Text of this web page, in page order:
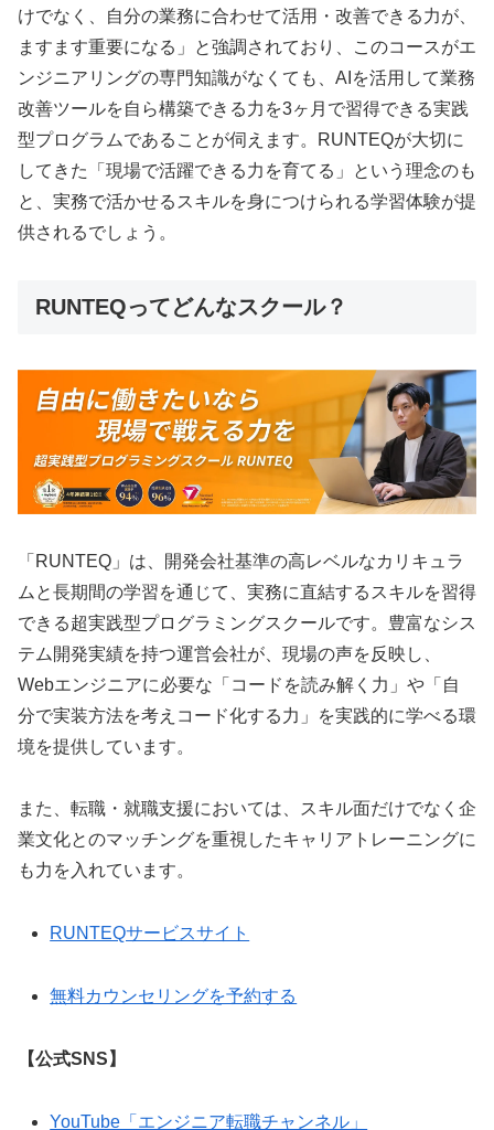
けでなく、自分の業務に合わせて活用・改善できる力が、
ますます重要になる」と強調されており、このコースがエ
ンジニアリングの専門知識がなくても、AIを活用して業務
改善ツールを自ら構築できる力を3ヶ月で習得できる実践
型プログラムであることが伺えます。RUNTEQが大切に
してきた「現場で活躍できる力を育てる」という理念のも
と、実務で活かせるスキルを身につけられる学習体験が提
供されるでしょう。
RUNTEQってどんなスクール？
「RUNTEQ」は、開発会社基準の高レベルなカリキュラ
ムと長期間の学習を通じて、実務に直結するスキルを習得
できる超実践型プログラミングスクールです。豊富なシス
テム開発実績を持つ運営会社が、現場の声を反映し、
Webエンジニアに必要な「コードを読み解く力」や「自
分で実装方法を考えコード化する力」を実践的に学べる環
境を提供しています。
また、転職・就職支援においては、スキル面だけでなく企
業文化とのマッチングを重視したキャリアトレーニングに
も力を入れています。
RUNTEQサービスサイト
無料カウンセリングを予約する
【公式SNS】
YouTube「エンジニア転職チャンネル」